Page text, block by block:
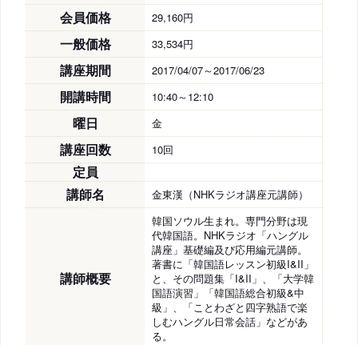
会員価格 29,160円
一般価格 33,534円
講座期間 2017/04/07～2017/06/23
開講時間 10:40～12:10
曜日 金
講座回数 10回
定員
講師名
金東漢（NHKラジオ講座元講師）
講師概要
韓国ソウル生まれ。専門分野は現
代韓国語。NHKラジオ「ハングル
講座」基礎編及び応用編元講師。
著書に「韓国語レッスン初級I&II」
と、その問題集「I&II」、「大学韓
国語演習」「韓国語総合初級&中
級」、「ことわざと四字熟語で楽
しむハングル日常会話」などがあ
る。